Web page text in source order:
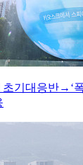
초기대응반→‘